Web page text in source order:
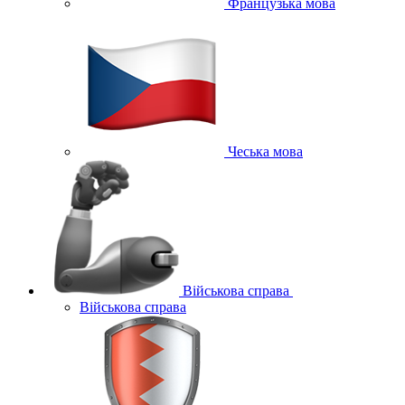
Французька мова
Чеська мова
Військова справа
Військова справа